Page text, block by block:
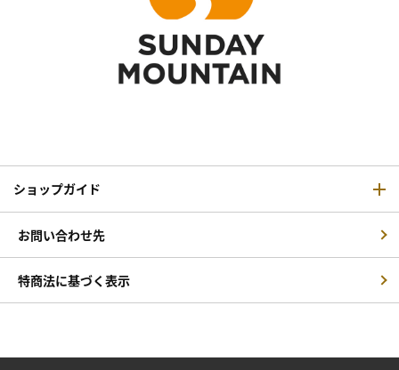
ショップガイド
お問い合わせ先
特商法に基づく表示